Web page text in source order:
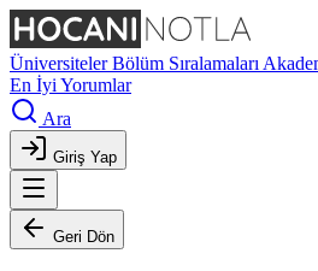
ÜniversitelerBölüm Sıralamaları
En İyi Yorumlar
Ara
Giriş Yap
Geri Dön